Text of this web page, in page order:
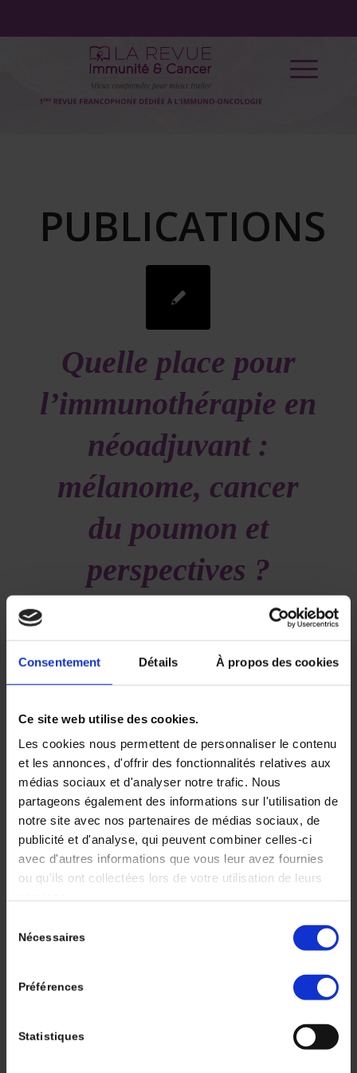
Consentement Détails À propos des cookies
Ce site web utilise des cookies.
Les cookies nous permettent de personnaliser le contenu
et les annonces, d'offrir des fonctionnalités relatives aux
médias sociaux et d'analyser notre trafic. Nous
partageons également des informations sur l'utilisation de
notre site avec nos partenaires de médias sociaux, de
publicité et d'analyse, qui peuvent combiner celles-ci
avec d'autres informations que vous leur avez fournies
ou qu'ils ont collectées lors de votre utilisation de leurs
Nécessaires
Préférences
Statistiques
PUBLICATIONS
Quelle place pour
l’immunothérapie en
néoadjuvant :
mélanome, cancer
du poumon et
perspectives ?
Deborah
L’immunothérapie est à présent bien établie
comme standard de traitement de première ligne
bronchiques, mélanomes, carcinomes rénaux à
cellules claires, cancer du sein triple négatif…).
Aujourd’hui, les stratégies thérapeutiques
d’immunothérapie avancent dans les lignes de
traitement, avec des études ciblant des patients à
des stades plus précoces de la maladie. Les
traitements néoadjuvants d’immunothérapie des
mélanomes de stade III n’ont plus seulement à
visée de réduire la masse tumorale avant la
chirurgie mais ont pour objectif principal
d’impacter la survie des patients à long terme. Le
mode d’action particulier des immunothérapies
spécifique antitumorale qui s’avérerait très
efficace lorsque la tumeur et/ou le ganglion
drainant sont encore en place. Les stratégies
d’immunothérapie néoadjuvante semblent très